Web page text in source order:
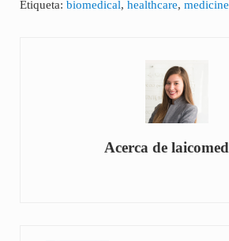
Etiqueta: biomedical, healthcare, medicine
Acerca de